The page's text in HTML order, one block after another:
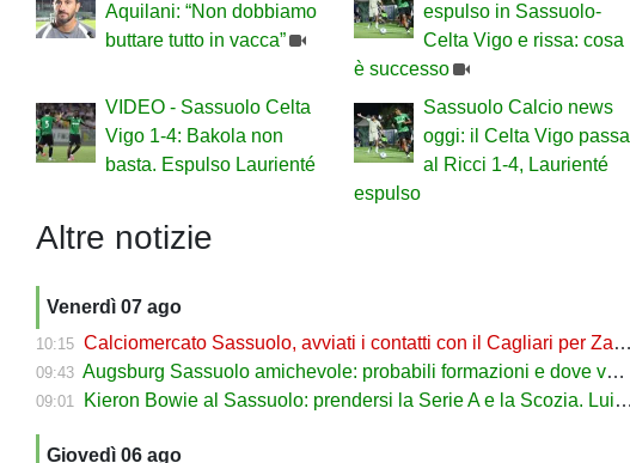
Aquilani: “Non dobbiamo
buttare tutto in vacca”
espulso in Sassuolo-
Celta Vigo e rissa: cosa
è successo
VIDEO - Sassuolo Celta
Vigo 1-4: Bakola non
basta. Espulso Laurienté
Sassuolo Calcio news
oggi: il Celta Vigo passa
al Ricci 1-4, Laurienté
espulso
Altre notizie
Venerdì 07 ago
10:15 Calciomercato Sassuolo, avviati i contatti con il Cagliari per Zappa
09:43 Augsburg Sassuolo amichevole: probabili formazioni e dove vederla in tv e streaming
09:01 Kieron Bowie al Sassuolo: prendersi la Serie A e la Scozia. Lui o Pinamonti: chi sarà titolare
Giovedì 06 ago